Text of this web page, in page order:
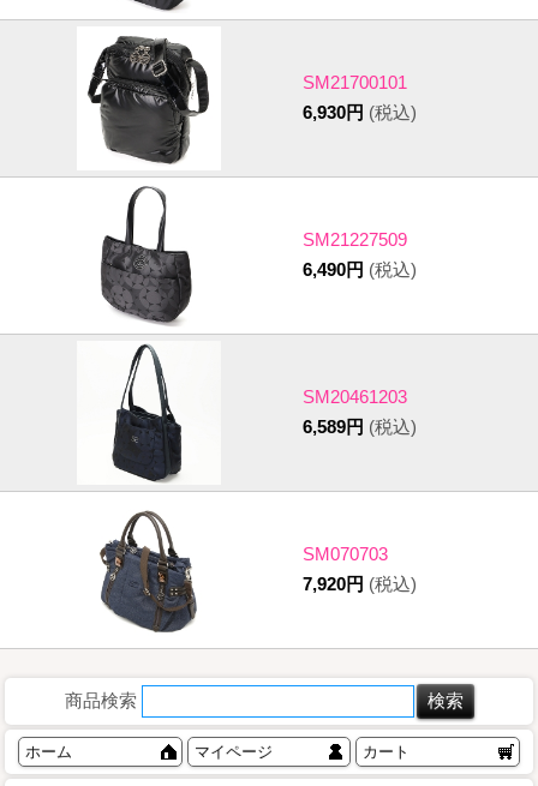
SM21700101
6,930円 (税込)
SM21227509
6,490円 (税込)
SM20461203
6,589円 (税込)
SM070703
7,920円 (税込)
商品検索
ホーム マイページ カート